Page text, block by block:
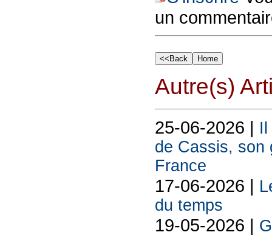
un
Autre(s)
25-06-2026 | Il
de Cassis, son
France
17-06-2026 |
du temps
19-05-2026 |